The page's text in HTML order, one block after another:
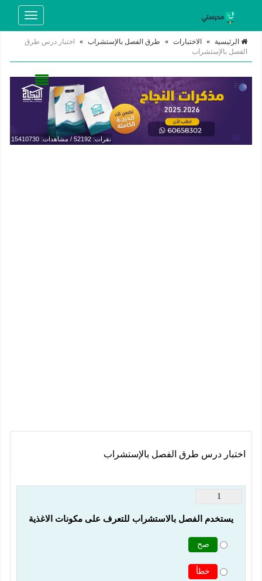
Toggle
الرئيسية » الاختبارات » طرق الفصل بالإستشراب »
اختبار درس طرق
الفصل بالإستشراب
نقرات: 52192 / مشاهدات: 15410730
اختبار درس طرق الفصل بالإستشراب
1
يستخدم الفصل بالاستشراب للتعرف على مكونات الاغذية
صح
خطأ